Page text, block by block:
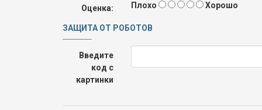
Оценка: Плохо Хорошо
ЗАЩИТА ОТ РОБОТОВ
Введите
код с
картинки